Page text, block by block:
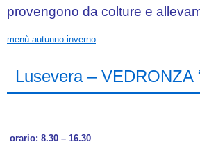
provengono da colture e
menù autunno-inverno
Lusevera – VEDRONZA
orario: 8.30 – 16.30